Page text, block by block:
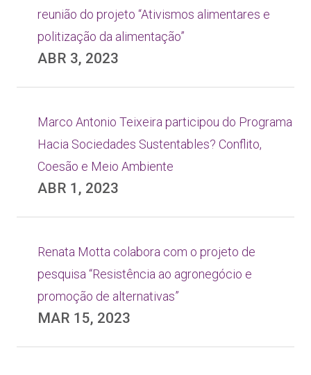
reunião do projeto “Ativismos alimentares e
politização da alimentação”
ABR 3, 2023
Marco Antonio Teixeira participou do Programa
Hacia Sociedades Sustentables? Conflito,
Coesão e Meio Ambiente
ABR 1, 2023
Renata Motta colabora com o projeto de
pesquisa “Resistência ao agronegócio e
promoção de alternativas”
MAR 15, 2023